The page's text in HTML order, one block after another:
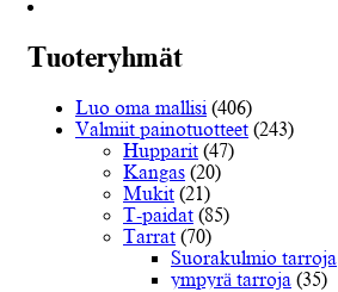
tuotteen
Tuoteryhmät
Luo oma mallisi (406)
Valmiit painotuotteet (243)
Hupparit (47)
Kangas (20)
Mukit (21)
T-paidat (85)
Tarrat (70)
Suorakulmio tarroja
ympyrä tarroja (35)